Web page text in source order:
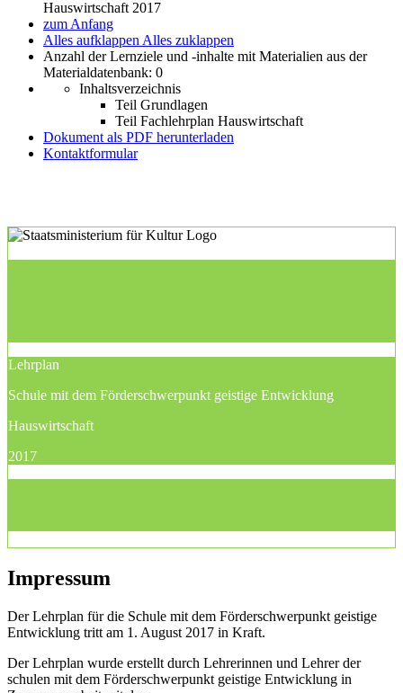
Hauswirtschaft 2017
zum Anfang
Alles aufklappen Alles zuklappen
Anzahl der Lernziele und -inhalte mit Materialien aus der
Materialdatenbank: 0
Inhaltsverzeichnis
Teil Grundlagen
Teil Fachlehrplan Hauswirtschaft
Dokument als PDF herunterladen
Kontaktformular
Lehrplan
Schule mit dem Förderschwerpunkt geistige Entwicklung
Hauswirtschaft
2017
Impressum
Der Lehrplan für die Schule mit dem Förderschwerpunkt geistige
Entwicklung tritt am 1. August 2017 in Kraft.
Der Lehrplan wurde erstellt durch Lehrerinnen und Lehrer der
schulen mit dem Förderschwerpunkt geistige Entwicklung in